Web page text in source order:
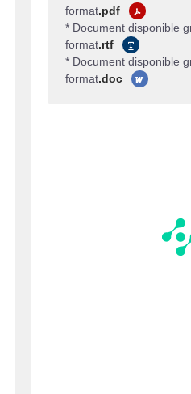
format.pdf
* Document disponible
format.rtf
* Document disponible
format.doc